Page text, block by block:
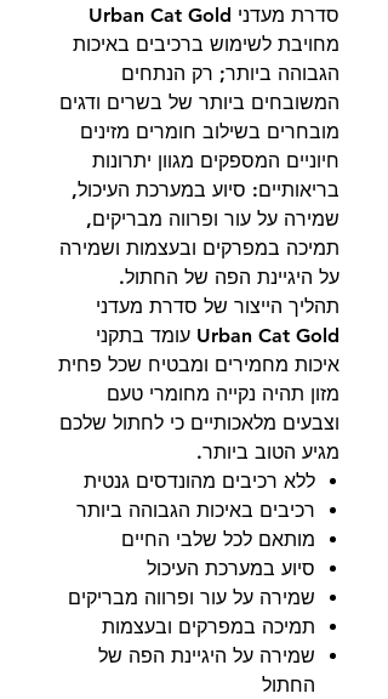
סדרת מעדני Urban Cat Gold
מחויבת לשימוש ברכיבים באיכות
הגבוהה ביותר; רק הנתחים
המשובחים ביותר של בשרים ודגים
מובחרים בשילוב חומרים מזינים
חיוניים המספקים מגוון יתרונות
בריאותיים: סיוע במערכת העיכול,
שמירה על עור ופרווה מבריקים,
תמיכה במפרקים ובעצמות ושמירה
על היגיינת הפה של החתול.
תהליך הייצור של סדרת מעדני
Urban Cat Gold עומד בתקני
איכות מחמירים ומבטיח שכל פחית
מזון תהיה נקייה מחומרי טעם
וצבעים מלאכותיים כי לחתול שלכם
מגיע הטוב ביותר.
ללא רכיבים מהונדסים גנטית
רכיבים באיכות הגבוהה ביותר
מותאם לכל שלבי החיים
סיוע במערכת העיכול
שמירה על עור ופרווה מבריקים
תמיכה במפרקים ובעצמות
שמירה על היגיינת הפה של
החתול